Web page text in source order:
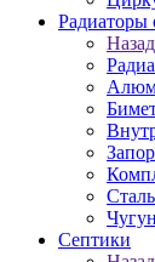
Радиаторы
Назад
Септики